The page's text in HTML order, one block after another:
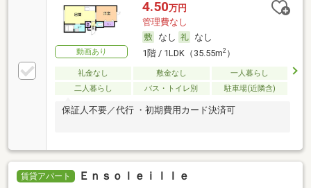
動画あり
4.50万円
管理費なし
なし
なし
1階 / 1LDK（35.55m2）
礼金なし 敷金なし
一人暮らし
二人暮らし
バス・トイレ別 駐車場(近隣含)
保証人不要／代行 ・初期費用カード決済可
賃貸アパート Ｅｎｓｏｌｅｉｌｌｅ